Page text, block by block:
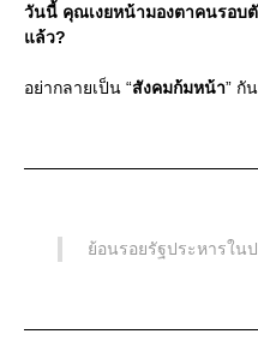
วันนี้ คุณเงยหน้ามองตาคนรอบ
แล้ว?
อย่ากลายเป็น “สังคมก้มหน้า” กั
ย้อนรอยรัฐประหารใน